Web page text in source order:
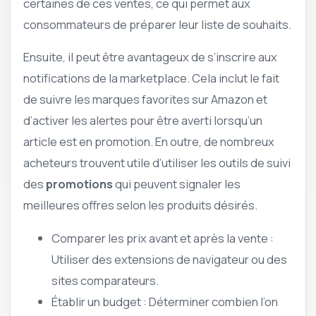
consommateurs de préparer leur liste de souhaits.
Ensuite, il peut être avantageux de s’inscrire aux
notifications de la marketplace. Cela inclut le fait
de suivre les marques favorites sur Amazon et
d’activer les alertes pour être averti lorsqu’un
article est en promotion. En outre, de nombreux
acheteurs trouvent utile d’utiliser les outils de suivi
des promotionsqui peuvent signaler les
meilleures offres selon les produits désirés.
Comparer les prix avant et après la vente :
Utiliser des extensions de navigateur ou des
sites comparateurs.
Établir un budget : Déterminer combien l’on